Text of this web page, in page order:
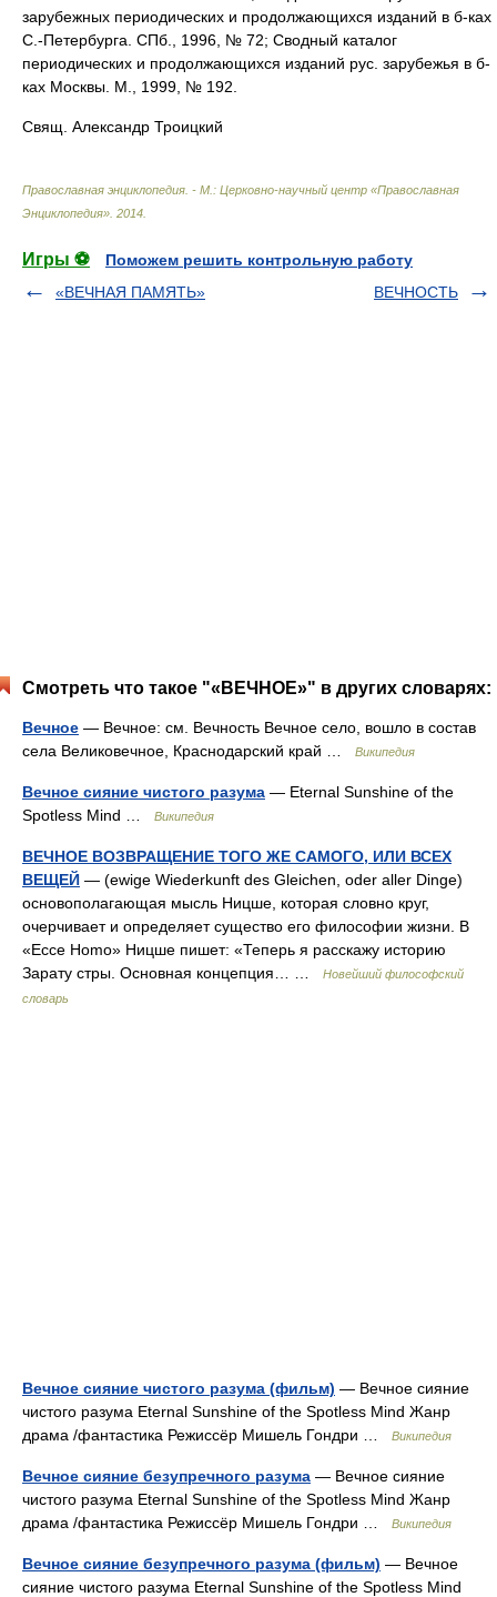
зарубежных периодических и продолжающихся изданий в б-ках
С.-Петербурга. СПб., 1996, № 72; Сводный каталог
периодических и продолжающихся изданий рус. зарубежья в б-
ках Москвы. М., 1999, № 192.
Свящ. Александр Троицкий
Православная энциклопедия. - М.: Церковно-научный центр «Православная
Энциклопедия» 2014
Игры ⚽
Поможем решить контрольную работу
«ВЕЧНАЯ ПАМЯТЬ»
ВЕЧНОСТЬ
Смотреть что такое "«ВЕЧНОЕ»" в других словарях:
Вечное — Вечное: см. Вечность Вечное село, вошло в состав
села Великовечное, Краснодарский край …
Википедия
Вечное сияние чистого разума — Eternal Sunshine of the
Spotless Mind …
Википедия
ВЕЧНОЕ ВОЗВРАЩЕНИЕ ТОГО ЖЕ САМОГО, ИЛИ ВСЕХ
ВЕЩЕЙ — (ewige Wiederkunft des Gleichen, oder aller Dinge)
основополагающая мысль Ницше, которая словно круг,
очерчивает и определяет существо его философии жизни. В
«Ессе Homo» Ницше пишет: «Теперь я расскажу историю
Зарату стры. Основная концепция… …
Новейший философский
словарь
Вечное сияние чистого разума (фильм) — Вечное сияние
чистого разума Eternal Sunshine of the Spotless Mind Жанр
драма /фантастика Режиссёр Мишель Гондри …
Википедия
Вечное сияние безупречного разума — Вечное сияние
чистого разума Eternal Sunshine of the Spotless Mind Жанр
драма /фантастика Режиссёр Мишель Гондри …
Википедия
Вечное сияние безупречного разума (фильм) — Вечное
сияние чистого разума Eternal Sunshine of the Spotless Mind